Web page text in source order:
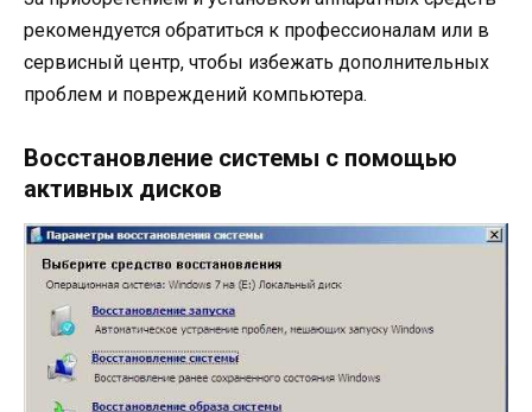
рекомендуется обратиться к профессионалам или в
сервисный центр, чтобы избежать дополнительных
проблем и повреждений компьютера.
Восстановление системы с помощью
активных дисков